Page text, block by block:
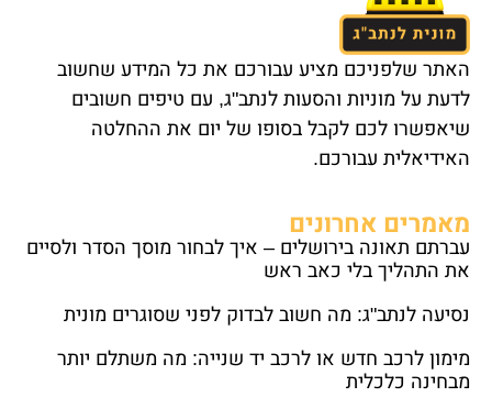
האתר שלפניכם מציע עבורכם את כל המידע שחשוב
לדעת על מוניות והסעות לנתב"ג, עם טיפים חשובים
שיאפשרו לכם לקבל בסופו של יום את ההחלטה
האידיאלית עבורכם.
מאמרים אחרונים
עברתם תאונה בירושלים – איך לבחור מוסך הסדר ולסיים
את התהליך בלי כאב ראש
נסיעה לנתב"ג: מה חשוב לבדוק לפני שסוגרים מונית
מימון לרכב חדש או לרכב יד שנייה: מה משתלם יותר
מבחינה כלכלית